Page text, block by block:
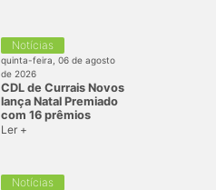
Notícias
quinta-feira, 06 de agosto
de 2026
CDL de Currais Novos
lança Natal Premiado
com 16 prêmios
Ler +
Notícias